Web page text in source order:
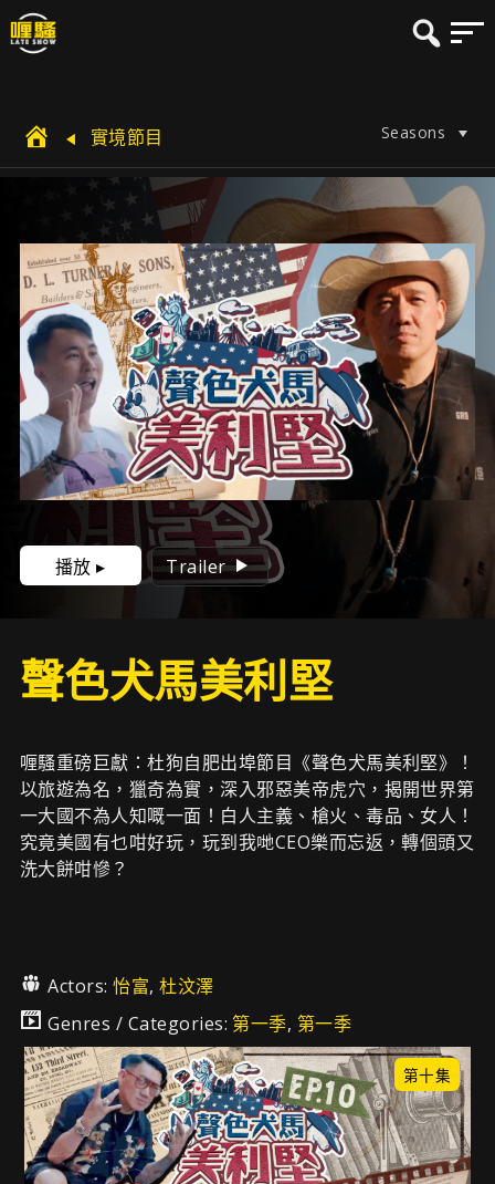
實境節目 Seasons
播放 ▸ Trailer
聲色犬馬美利堅
喱騷重磅巨獻：杜狗自肥出埠節目《聲色犬馬美利堅》！
以旅遊為名，獵奇為實，深入邪惡美帝虎穴，揭開世界第
一大國不為人知嘅一面！白人主義、槍火、毒品、女人！
究竟美國有乜咁好玩，玩到我哋CEO樂而忘返，轉個頭又
洗大餅咁慘？
Actors:怡富,杜汶澤
Genres / Categories: 第一季, 第一季
第十集